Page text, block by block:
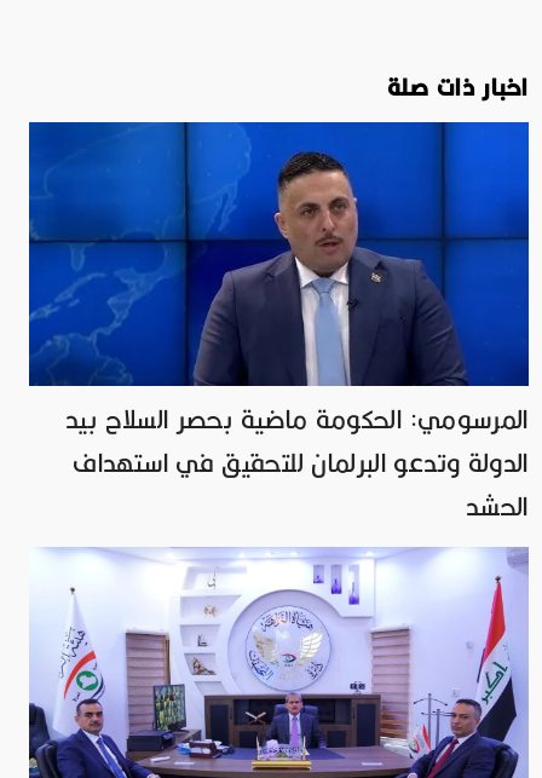
اخبار ذات صلة
المرسومي: الحكومة ماضية بحصر السلاح بيد
الدولة وتدعو البرلمان للتحقيق في استهداف
الحشد